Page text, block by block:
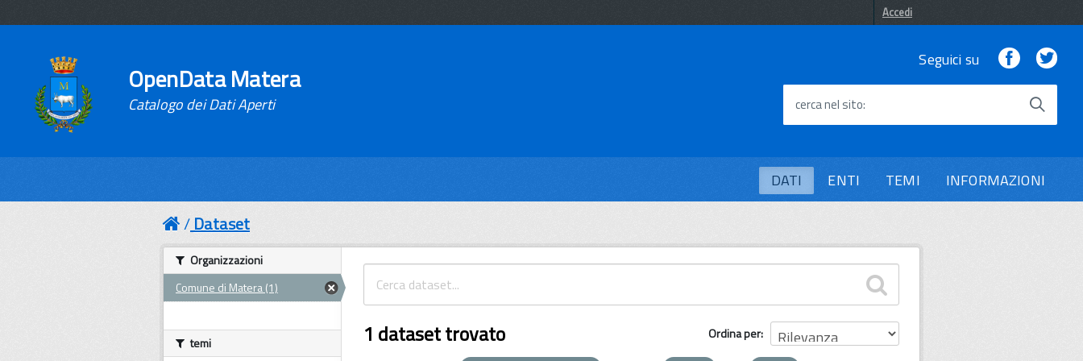
Accedi
OpenData Matera
Catalogo dei Dati Aperti
Seguici su Facebook
cerca nel sito
DATI ENTI TEMI INFORMAZIONI
Dataset
Ordina per
1 dataset trovato
Organizzazioni
Comune di Matera (1)
temi